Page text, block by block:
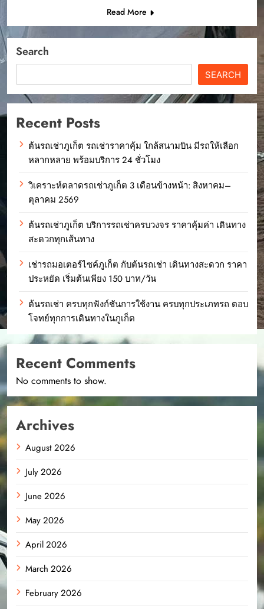
Read More
Search
SEARCH
Recent Posts
ต้นรถเช่าภูเก็ต รถเช่าราคาคุ้ม ใกล้สนามบิน มีรถให้เลือก
หลากหลาย พร้อมบริการ 24 ชั่วโมง
วิเคราะห์ตลาดรถเช่าภูเก็ต 3 เดือนข้างหน้า: สิงหาคม–
ตุลาคม 2569
ต้นรถเช่าภูเก็ต บริการรถเช่าครบวงจร ราคาคุ้มค่า เดินทาง
สะดวกทุกเส้นทาง
เช่ารถมอเตอร์ไซค์ภูเก็ต กับต้นรถเช่า เดินทางสะดวก ราคา
ประหยัด เริ่มต้นเพียง 150 บาท/วัน
ต้นรถเช่า ครบทุกฟังก์ชันการใช้งาน ครบทุกประเภทรถ ตอบ
โจทย์ทุกการเดินทางในภูเก็ต
Recent Comments
No comments to show.
Archives
August 2026
July 2026
June 2026
May 2026
April 2026
March 2026
February 2026